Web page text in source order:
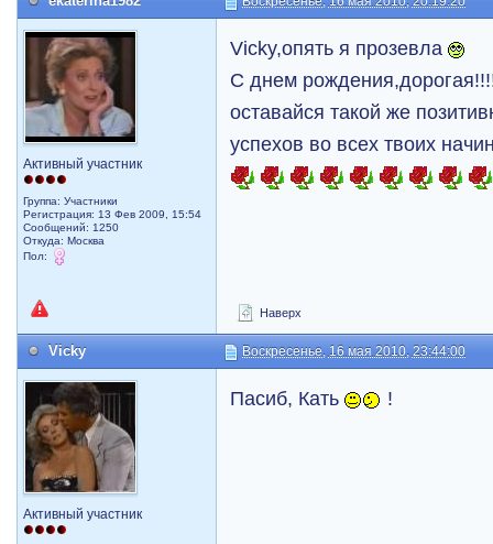
Активный участник
Группа: Участники
Регистрация: 13 Фев 2009, 15:54
Сообщений: 1250
Откуда: Москва
Пол:
Vicky,опять я прозевла
С днем
оставайся такой же
успехов во всех твоих
Наверх
Vicky Воскресенье, 16 мая 2010, 23:44:00
Активный участник
Пасиб, Кать !